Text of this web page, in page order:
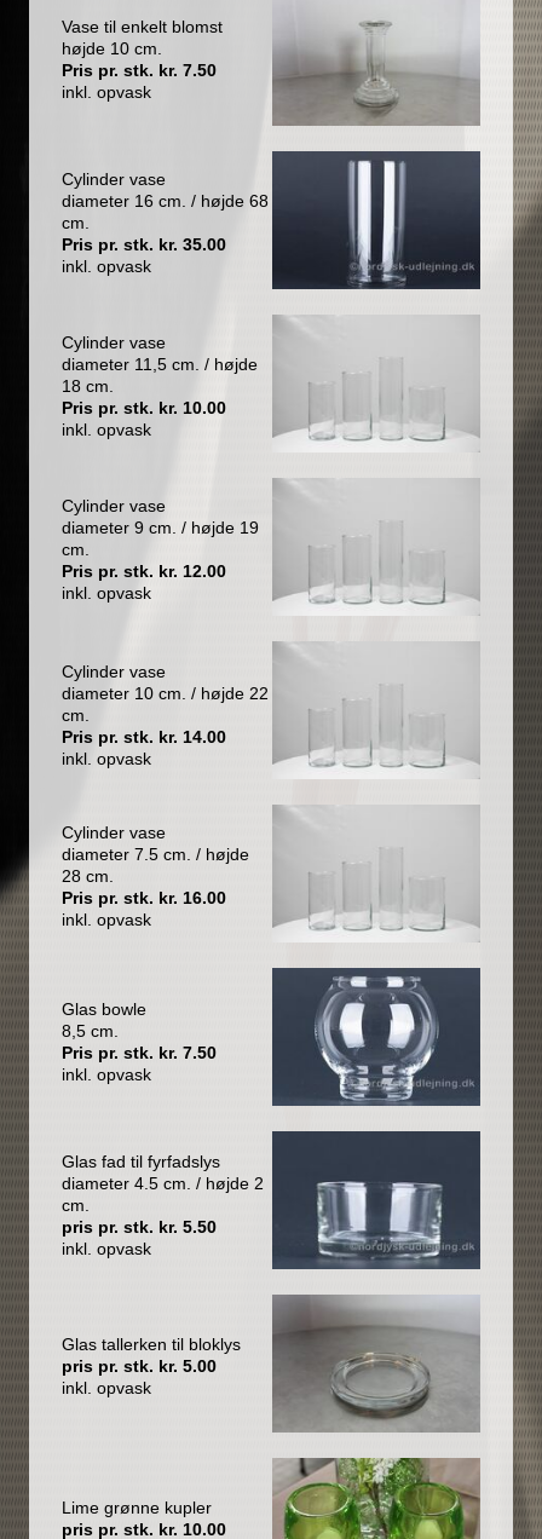
Vase til enkelt blomst
højde 10 cm.
Pris pr. stk. kr. 7.50
inkl. opvask
Cylinder vase
diameter 16 cm. / højde 68
cm.
Pris pr. stk. kr. 35.00
inkl. opvask
Cylinder vase
diameter 11,5 cm. / højde
18 cm.
Pris pr. stk. kr. 10.00
inkl. opvask
Cylinder vase
diameter 9 cm. / højde 19
cm.
Pris pr. stk. kr. 12.00
inkl. opvask
Cylinder vase
diameter 10 cm. / højde 22
cm.
Pris pr. stk. kr. 14.00
inkl. opvask
Cylinder vase
diameter 7.5 cm. / højde
28 cm.
Pris pr. stk. kr. 16.00
inkl. opvask
Glas bowle
8,5 cm.
Pris pr. stk. kr. 7.50
inkl. opvask
Glas fad til fyrfadslys
diameter 4.5 cm. / højde 2
cm.
pris pr. stk. kr. 5.50
inkl. opvask
Glas tallerken til bloklys
pris pr. stk. kr. 5.00
inkl. opvask
Lime grønne kupler
pris pr. stk. kr. 10.00